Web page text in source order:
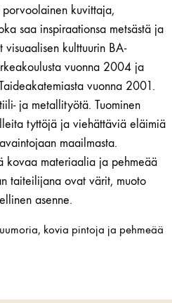
porvoolainen kuvittaja,
saa inspiraationsa metsästä ja
visuaalisen kulttuurin BA-
vuonna 2004 ja
vuonna 2001.
ja metallityötä. Tuominen
tyttöjä ja viehättäviä eläimiä
maailmasta.
kovaa materiaalia ja pehmeää
taiteilijana ovat värit, muoto
asenne.
kovia pintoja ja pehmeää